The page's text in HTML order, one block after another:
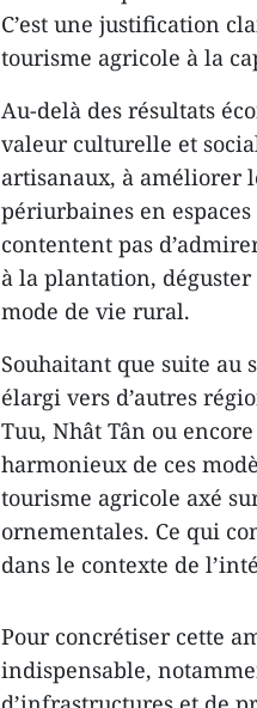
C’est une justification
tourisme agricole à la
Au-delà des résultats
valeur culturelle et
artisanaux, à améliorer
périurbaines en
contentent pas
à la plantation,
mode de vie rural.
Souhaitant que suite au
élargi vers d’autres
Tuu, Nhât Tân ou
harmonieux de ces
tourisme agricole axé
ornementales. Ce qui
dans le contexte de
Pour concrétiser cette
indispensable,